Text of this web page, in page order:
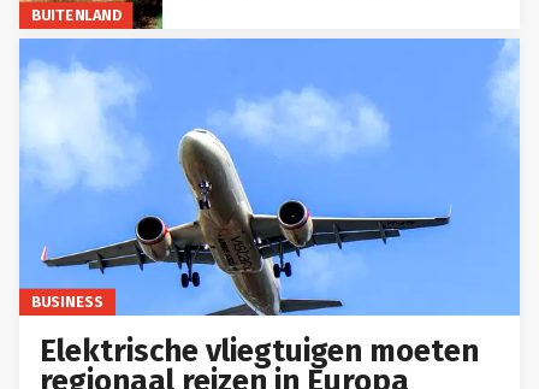
BUITENLAND
BUSINESS
Elektrische vliegtuigen moeten